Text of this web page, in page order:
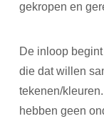
gekropen en
De inloop
die dat willen
tekenen/
hebben geen